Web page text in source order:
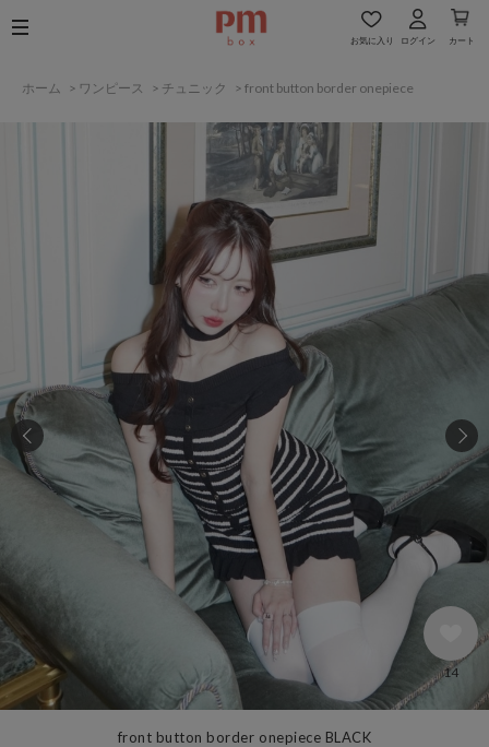
お気に入り ログイン カート
ホーム > ワンピース > チュニック > front button border onepiece
front button border onepiece BLACK
14